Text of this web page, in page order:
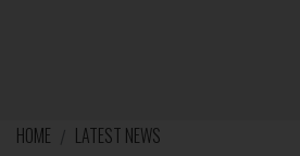
HOME LATEST NEWS